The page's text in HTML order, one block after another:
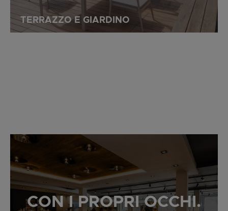
TERRAZZO E GIARDINO
CON I PROPRI OCCHI.